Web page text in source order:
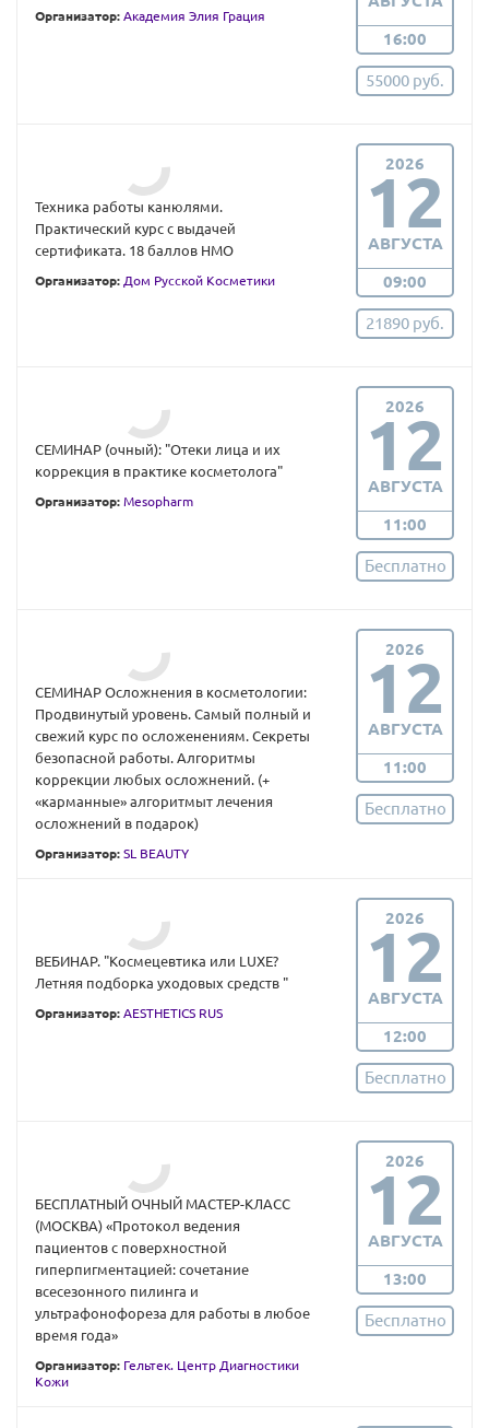
Организатор: Академия Элия Грация
16:00
55000 руб.
Техника работы канюлями.
Практический курс с выдачей
сертификата. 18 баллов НМО
Организатор: Дом Русской Косметики
2026
12
АВГУСТА
09:00
21890 руб.
СЕМИНАР (очный): "Отеки лица и их
коррекция в практике косметолога"
Организатор: Mesopharm
2026
12
АВГУСТА
11:00
Бесплатно
СЕМИНАР Осложнения в косметологии:
Продвинутый уровень. Самый полный и
свежий курс по осложенениям. Секреты
безопасной работы. Алгоритмы
коррекции любых осложнений. (+
«карманные» алгоритмыт лечения
осложнений в подарок)
Организатор: SL BEAUTY
2026
12
АВГУСТА
11:00
Бесплатно
ВЕБИНАР. "Космецевтика или LUXE?
Летняя подборка уходовых средств "
Организатор: AESTHETICS RUS
2026
12
АВГУСТА
12:00
Бесплатно
БЕСПЛАТНЫЙ ОЧНЫЙ МАСТЕР-КЛАСС
(МОСКВА) «Протокол ведения
пациентов с поверхностной
гиперпигментацией: сочетание
всесезонного пилинга и
ультрафонофореза для работы в любое
время года»
Организатор: Гельтек. Центр Диагностики
Кожи
2026
12
АВГУСТА
13:00
Бесплатно